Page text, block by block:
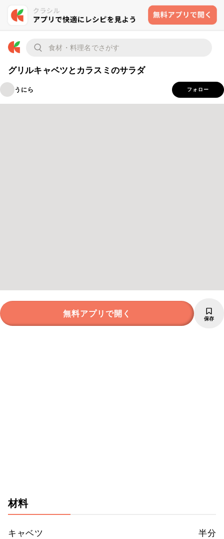
グリルキャベツとカラスミのサラダ
うにら フォロー
無料アプリで開く 保存
材料
キャベツ
半分